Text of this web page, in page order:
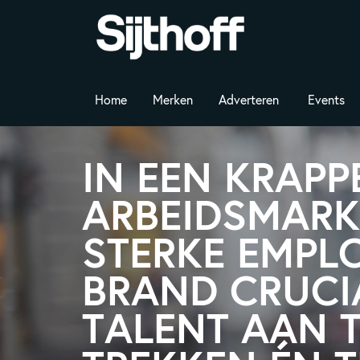
Home Merken Adverteren Events
IN EEN
STERKE
BRAND
TALENT AAN